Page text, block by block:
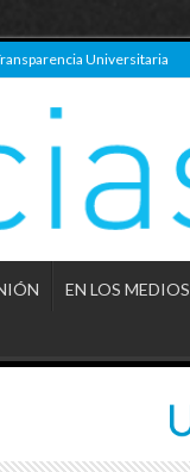
Universitaria
EN LOS MEDIOS